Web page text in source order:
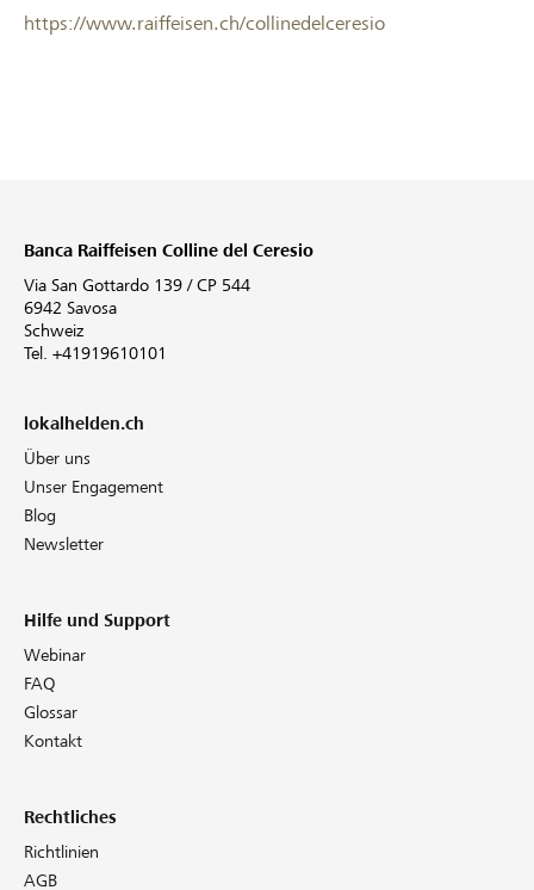
https://www.raiffeisen.ch/collinedelceresio
Banca Raiffeisen Colline del Ceresio
Via San Gottardo 139 / CP 544
6942 Savosa
Schweiz
Tel. +41919610101
lokalhelden.ch
Über uns
Unser Engagement
Blog
Newsletter
Hilfe und Support
Webinar
FAQ
Glossar
Kontakt
Rechtliches
Richtlinien
AGB